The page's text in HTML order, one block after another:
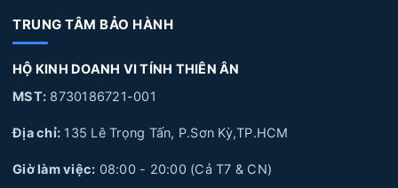
Ân
5. Quy trình thay Pin Laptop HP tại Laptop Thiên Ân
6. Laptop Thiên Ân chuyên cung cấp linh kiện và sửa chữa
chuyên sâu về Laptop
1. Nguyên nhân và dấu hiệu nhận biết Pin Laptop
TRUNG TÂM BẢO HÀNH
HỘ KINH DOANH VI TÍNH THIÊN ÂN
MST: 8730186721-001
Địa chỉ: 135 Lê Trọng Tấn, P.Sơn Kỳ,TP.HCM
Giờ làm việc: 08:00 - 20:00 (Cả T7 & CN)